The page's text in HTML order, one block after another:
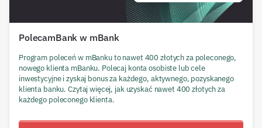
PolecamBank w mBank
Program poleceń w mBanku to nawet 400 złotych za poleconego,
nowego klienta mBanku. Polecaj konta osobiste lub cele
inwestycyjne i zyskaj bonus za każdego, aktywnego, pozyskanego
klienta banku. Czytaj więcej, jak uzyskać nawet 400 złotych za
każdego poleconego klienta.